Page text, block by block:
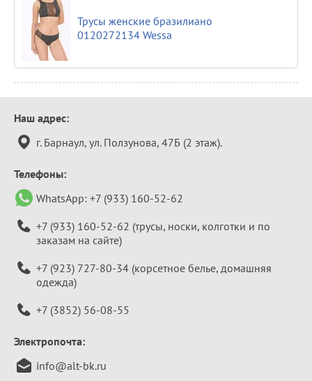
Трусы женские бразилиано
0120272134 Wessa
Контактная
информация
Наш адрес:
г. Барнаул, ул. Ползунова, 47Б (2 этаж).
Телефоны:
WhatsApp: +7 (933) 160-52-62
+7 (933) 160-52-62 (трусы, носки, колготки и по
заказам на сайте)
+7 (923) 727-80-34 (корсетное белье, домашняя
одежда)
+7 (3852) 56-08-55
Электропочта:
info@alt-bk.ru